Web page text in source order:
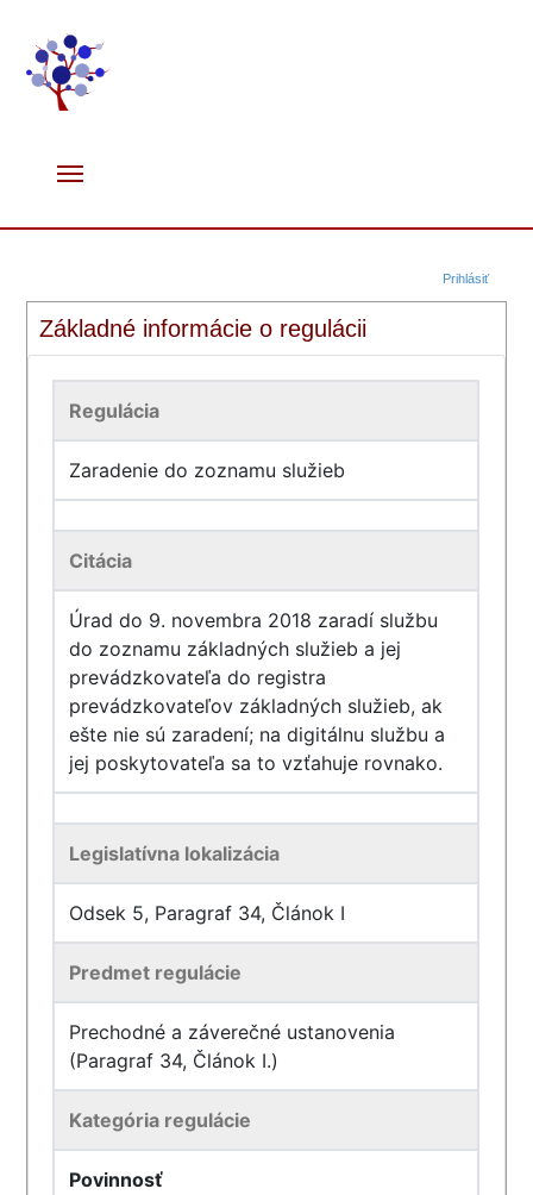
Prihlásiť
Základné informácie o regulácii
Regulácia
Zaradenie do zoznamu služieb
Citácia
Úrad do 9. novembra 2018 zaradí službu
do zoznamu základných služieb a jej
prevádzkovateľa do registra
prevádzkovateľov základných služieb, ak
ešte nie sú zaradení; na digitálnu službu a
jej poskytovateľa sa to vzťahuje rovnako.
Legislatívna lokalizácia
Odsek 5, Paragraf 34, Článok I
Predmet regulácie
Prechodné a záverečné ustanovenia
(Paragraf 34, Článok I.)
Kategória regulácie
Povinnosť